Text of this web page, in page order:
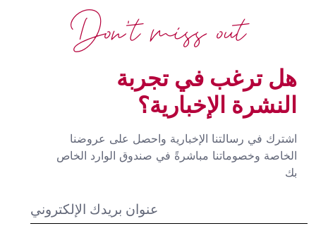
هل ترغب في تجربة
النشرة الإخبارية؟
اشترك في رسالتنا الإخبارية واحصل على عروضنا
الخاصة وخصوماتنا مباشرةً في صندوق الوارد الخاص
بك
Don't miss out